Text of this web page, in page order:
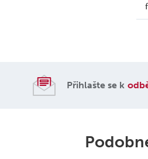
Přihlašte se k